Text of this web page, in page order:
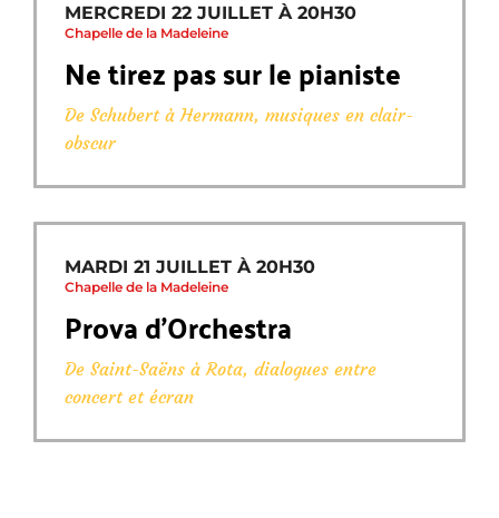
MERCREDI 22 JUILLET À 20H30
Chapelle de la Madeleine
Ne tirez pas sur le pianiste
De Schubert à Hermann, musiques en clair-
obscur
MARDI 21 JUILLET À 20H30
Chapelle de la Madeleine
Prova d’Orchestra
De Saint-Saëns à Rota, dialogues entre
concert et écran